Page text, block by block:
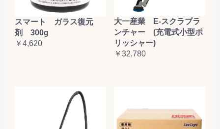
スマート ガラス復元
剤 300g
￥4,620
大一産業 E-スクラブラ
ンチャー (充電式小型ポ
リッシャー)
￥32,780